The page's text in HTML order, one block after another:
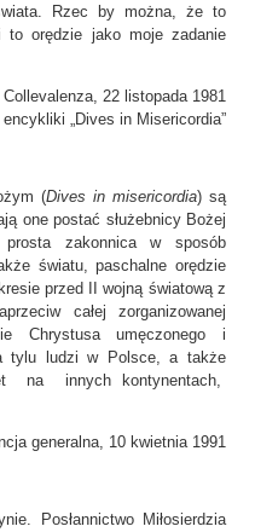
Rzec by można, że to
to orędzie jako moje zadanie
Collevalenza, 22 listopada 1981
„Dives in Misericordia”
(Dives in misericordia) są
one postać służebnicy Bożej
zakonnica w sposób
światu, paschalne orędzie
przed II wojną światową z
całej zorganizowanej
Chrystusa umęczonego i
tylu ludzi w Polsce, a także
na innych kontynentach,
generalna, 10 kwietnia 1991
Posłannictwo Miłosierdzia